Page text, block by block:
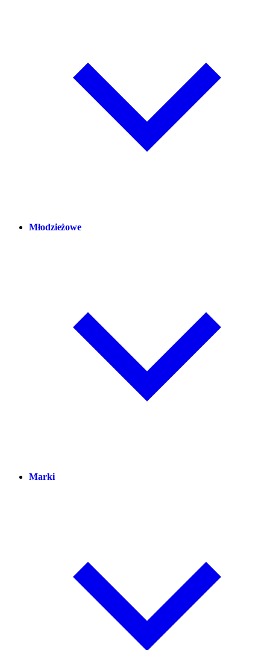
Młodzieżowe
Marki